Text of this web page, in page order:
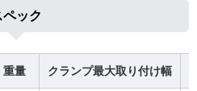
ペック
重量 クランプ最大取り付け幅